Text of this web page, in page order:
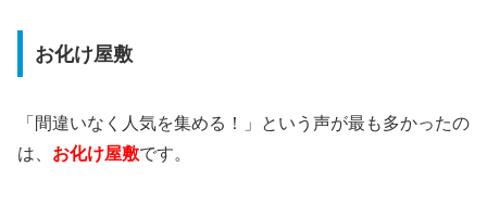
お化け屋敷
「間違いなく人気を集める！」という声が最も多かったの
は、 お化け屋敷です。